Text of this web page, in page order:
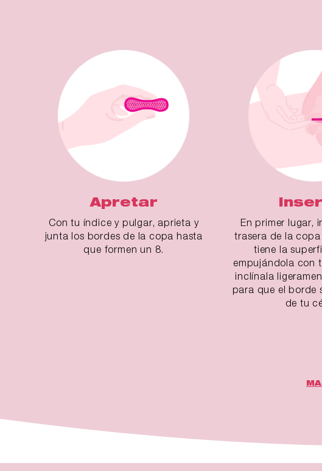
Apretar
Con tu índice y pulgar, aprieta y
junta los bordes de la copa hasta
que formen un 8.
En primer lugar,
trasera de la
tiene la
empujándola con
inclínala
para que el borde
de tu